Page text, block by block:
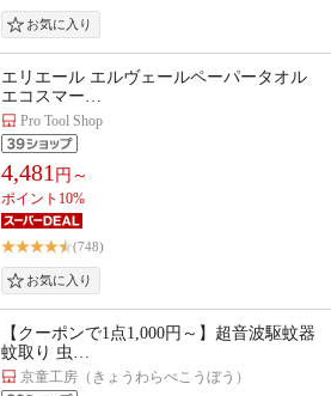
エリエール エルヴェールペーパータオル
エコスマー…
Pro Tool Shop
4,481 円～
ポイント10%
(748)
【クーポンで1点1,000円～】超音波駆蚊器
蚊取り 虫…
京童工房（きょうわらべこうぼう）